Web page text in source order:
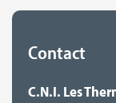
Contact
C.N.I. Les